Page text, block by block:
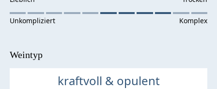
Weintyp
kraftvoll & opulent